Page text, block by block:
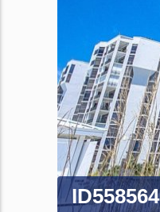
ID558564